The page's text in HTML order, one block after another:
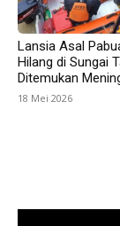
Lansia Asal
Hilang di Sungai
Ditemukan
18 Mei 2026